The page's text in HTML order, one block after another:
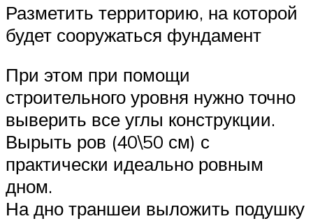
Разметить территорию, на которой
будет сооружаться фундамент
При этом при помощи
строительного уровня нужно точно
выверить все углы конструкции.
Вырыть ров (40\50 см) с
практически идеально ровным
дном.
На дно траншеи выложить подушку